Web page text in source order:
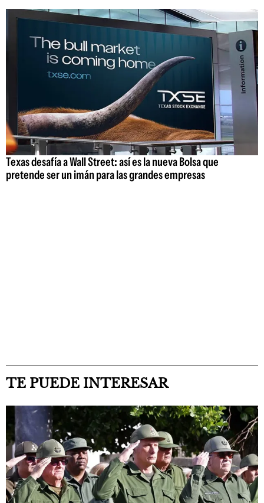
Texas desafía a Wall Street: así es la nueva Bolsa que
pretende ser un imán para las grandes empresas
TE PUEDE INTERESAR